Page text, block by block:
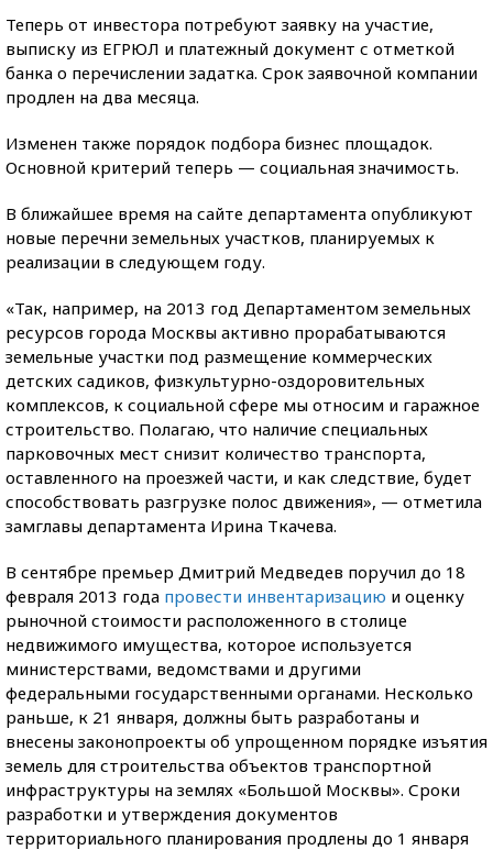
Теперь от инвестора потребуют заявку на участие,
выписку из ЕГРЮЛ и платежный документ с отметкой
банка о перечислении задатка. Срок заявочной компании
продлен на два месяца.
Изменен также порядок подбора бизнес площадок.
Основной критерий теперь — социальная значимость.
В ближайшее время на сайте департамента опубликуют
новые перечни земельных участков, планируемых к
реализации в следующем году.
«Так, например, на 2013 год Департаментом земельных
ресурсов города Москвы активно прорабатываются
земельные участки под размещение коммерческих
детских садиков, физкультурно-оздоровительных
комплексов, к социальной сфере мы относим и гаражное
строительство. Полагаю, что наличие специальных
парковочных мест снизит количество транспорта,
оставленного на проезжей части, и как следствие, будет
способствовать разгрузке полос движения», — отметила
замглавы департамента Ирина Ткачева.
В сентябре премьер Дмитрий Медведев поручил до 18
февраля 2013 года провести инвентаризацию и оценку
рыночной стоимости расположенного в столице
недвижимого имущества, которое используется
министерствами, ведомствами и другими
федеральными государственными органами. Несколько
раньше, к 21 января, должны быть разработаны и
внесены законопроекты об упрощенном порядке изъятия
земель для строительства объектов транспортной
инфраструктуры на землях «Большой Москвы». Сроки
разработки и утверждения документов
территориального планирования продлены до 1 января